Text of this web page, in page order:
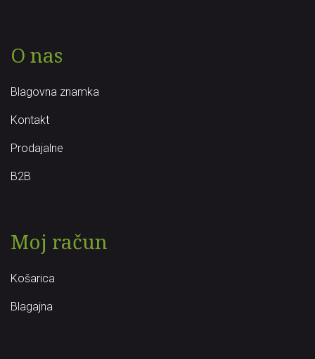
O nas
Blagovna znamka
Kontakt
Prodajalne
B2B
Moj račun
Košarica
Blagajna